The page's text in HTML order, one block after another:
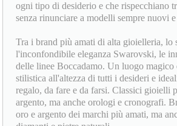
ogni tipo di desiderio e che rispecchiano
senza rinunciare a modelli sempre nuovi
Tra i brand più amati di alta gioielleria, lo
l'inconfondibile eleganza Swarovski, le
delle linee Boccadamo. Un luogo magico
stilistica all'altezza di tutti i desideri e
regalo, da fare e da farsi. Classici gioielli
argento, ma anche orologi e cronografi.
oro e argento dei marchi più amati, ma